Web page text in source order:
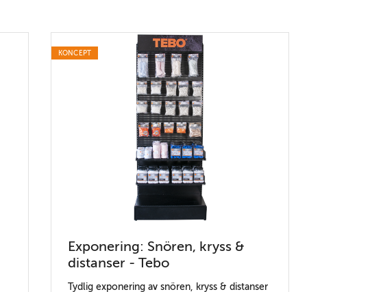
KONCEPT
Exponering: Snören, kryss &
distanser - Tebo
Tydlig exponering av snören, kryss & distanser